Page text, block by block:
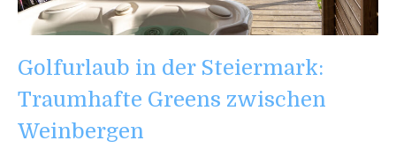
Golfurlaub in der Steiermark:
Traumhafte Greens zwischen
Weinbergen